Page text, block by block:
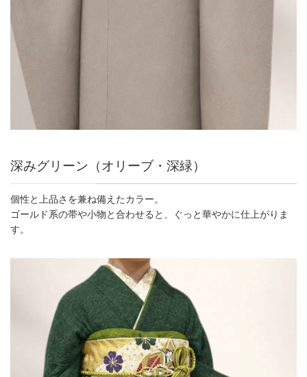
深みグリーン（オリーブ・深緑）
個性と上品さを兼ね備えたカラー。
ゴールド系の帯や小物と合わせると、ぐっと華やかに仕上がりま
す。